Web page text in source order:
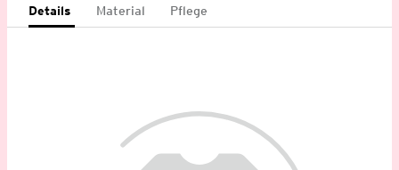
Details Material Pflege